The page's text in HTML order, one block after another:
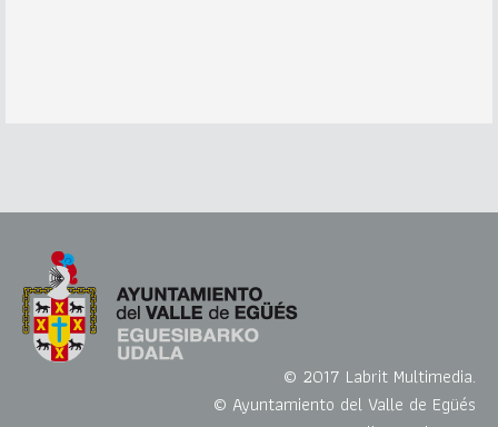
© 2017 Labrit Multimedia.
© Ayuntamiento del Valle de Egüés